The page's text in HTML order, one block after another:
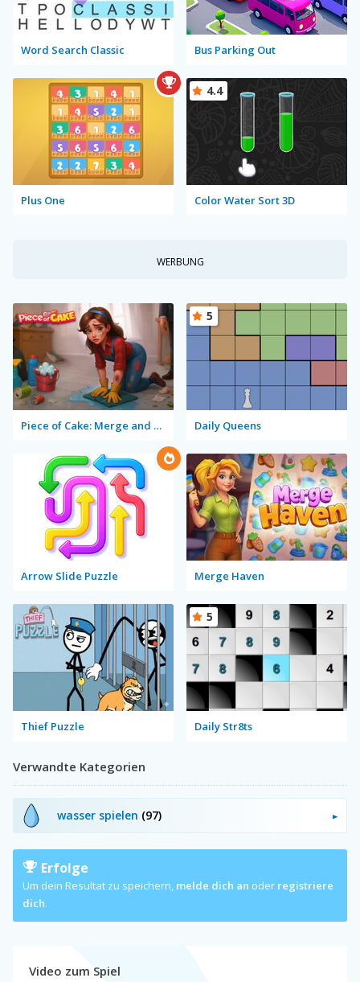
Word Search Classic Bus Parking Out
Plus One Color Water Sort 3D
4.4
WERBUNG
Piece of Cake: Merge and Bake Daily Queens
5
Arrow Slide Puzzle Merge Haven
Thief Puzzle Daily Str8ts
5
Verwandte Kategorien
wasser spielen (97)
Erfolge
Um dein Resultat zu speichern, melde dich an oder registriere
dich.
Video zum Spiel